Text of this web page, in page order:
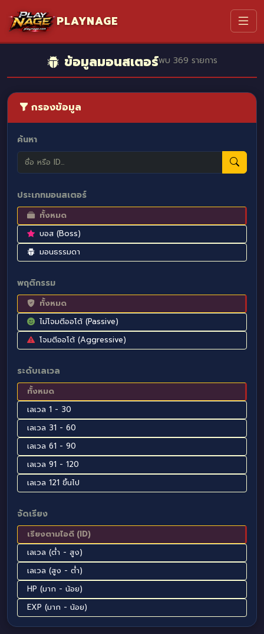
PLAYNAGE
ข้อมูลมอนสเตอร์พบ 369 รายการ
กรองข้อมูล
ค้นหา
ประเภทมอนสเตอร์
ทั้งหมด
บอส (Boss)
มอนธรรมดา
พฤติกรรม
ทั้งหมด
ไม่โจมตีออโต้ (Passive)
โจมตีออโต้ (Aggressive)
ระดับเลเวล
ทั้งหมด
เลเวล 1 - 30
เลเวล 31 - 60
เลเวล 61 - 90
เลเวล 91 - 120
เลเวล 121 ขึ้นไป
จัดเรียง
เรียงตามไอดี (ID)
เลเวล (ต่ำ - สูง)
เลเวล (สูง - ต่ำ)
HP (มาก - น้อย)
EXP (มาก - น้อย)